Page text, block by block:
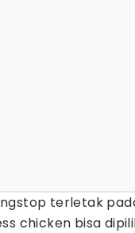
terletak
chicken bisa